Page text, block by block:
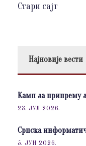
Стари сајт
Најновије вести
Камп за припрему
23. ЈУЛ 2026.
Српска
5. ЈУН 2026.